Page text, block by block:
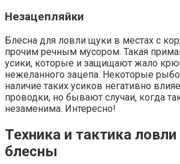
Незацепляйки
Блесна для ловли щуки в местах с
прочим речным мусором. Такая
усики, которые и защищают жало
нежеланного зацепа. Некоторые
наличие таких усиков негативно
проводки, но бывают случаи, когда
незаменима. Интересно!
Техника и тактика
блесны